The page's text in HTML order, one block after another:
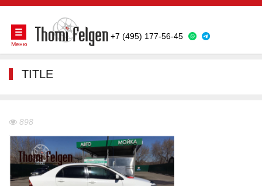
+7 (495) 177-56-45
Меню
TITLE
898